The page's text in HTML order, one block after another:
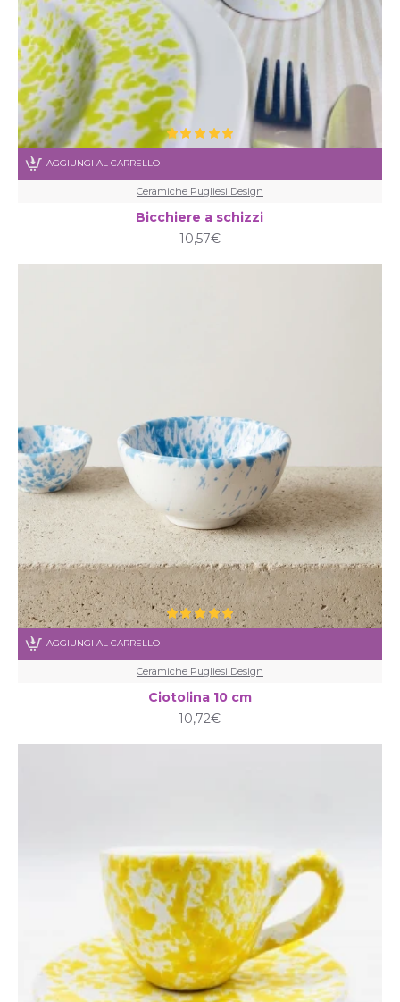
Ceramiche Pugliesi Design
Bicchiere a schizzi
10,57€
AGGIUNGI AL CARRELLO
Ceramiche Pugliesi Design
Ciotolina 10 cm
10,72€
AGGIUNGI AL CARRELLO